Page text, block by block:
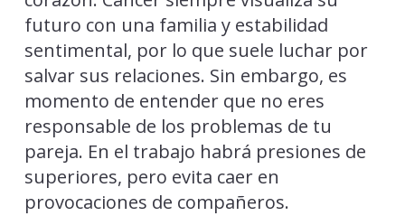
futuro con una familia y estabilidad
sentimental, por lo que suele luchar por
salvar sus relaciones. Sin embargo, es
momento de entender que no eres
responsable de los problemas de tu
pareja. En el trabajo habrá presiones de
superiores, pero evita caer en
provocaciones de compañeros.